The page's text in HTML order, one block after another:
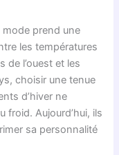
mode prend une
les températures
de l’ouest et les
choisir une tenue
d’hiver ne
froid. Aujourd’hui, ils
sa personnalité